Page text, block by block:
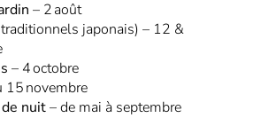
– 2 août
japonais) – 12 &
– 4 octobre
15 novembre
nuit– de mai à septembre